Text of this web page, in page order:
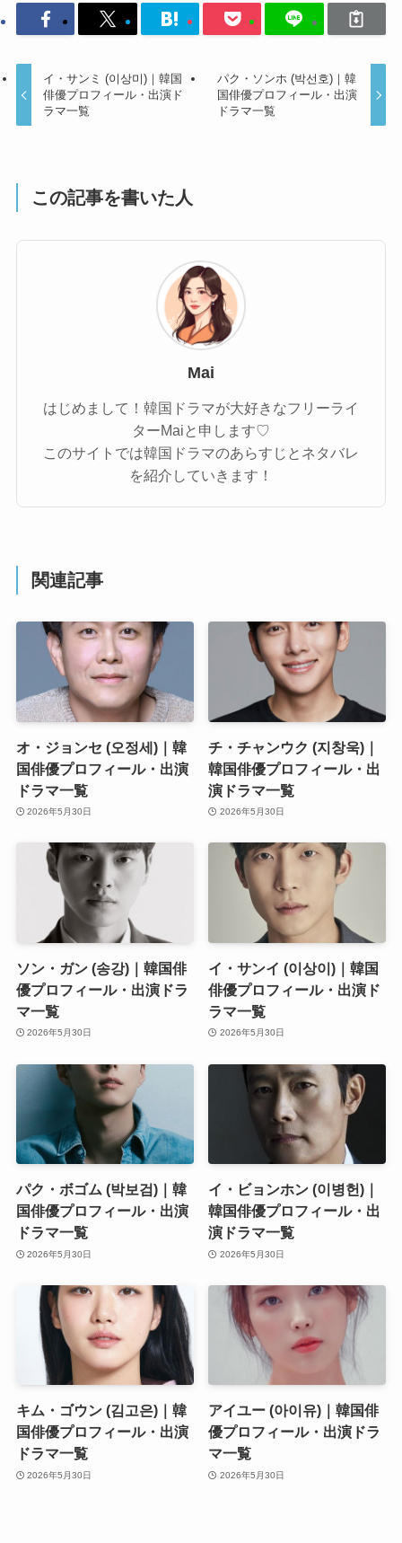
イ・サンミ (이상미)｜韓国
俳優プロフィール・出演ド
ラマ一覧
パク・ソンホ (박선호)｜韓
国俳優プロフィール・出演
ドラマ一覧
この記事を書いた人
Mai
はじめまして！韓国ドラマが大好きなフリーライ
ターMaiと申します♡
このサイトでは韓国ドラマのあらすじとネタバレ
を紹介していきます！
関連記事
オ・ジョンセ (오정세)｜韓
国俳優プロフィール・出演
ドラマ一覧
2026年5月30日
チ・チャンウク (지창욱)｜
韓国俳優プロフィール・出
演ドラマ一覧
2026年5月30日
ソン・ガン (송강)｜韓国俳
優プロフィール・出演ドラ
マ一覧
2026年5月30日
イ・サンイ (이상이)｜韓国
俳優プロフィール・出演ド
ラマ一覧
2026年5月30日
パク・ボゴム (박보검)｜韓
国俳優プロフィール・出演
ドラマ一覧
2026年5月30日
イ・ビョンホン (이병헌)｜
韓国俳優プロフィール・出
演ドラマ一覧
2026年5月30日
キム・ゴウン (김고은)｜韓
国俳優プロフィール・出演
ドラマ一覧
2026年5月30日
アイユー (아이유)｜韓国俳
優プロフィール・出演ドラ
マ一覧
2026年5月30日